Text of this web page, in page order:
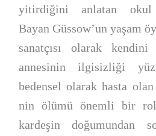
yitirdiğini anlatan okul
Bayan Güssow’un yaşam
sanatçısı olarak kendini
annesinin ilgisizliği
bedensel olarak hasta
nin ölümü önemli bir
kardeşin doğumundan